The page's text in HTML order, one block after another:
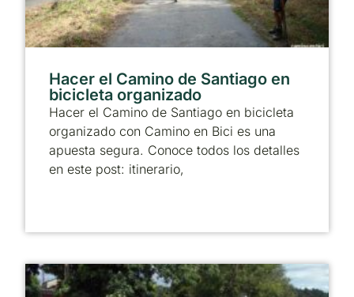
Hacer el Camino de Santiago en
bicicleta organizado
Hacer el Camino de Santiago en bicicleta
organizado con Camino en Bici es una
apuesta segura. Conoce todos los detalles
en este post: itinerario,